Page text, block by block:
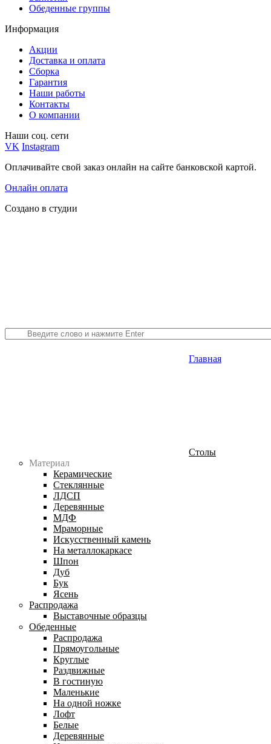
Обеденные группы
Информация
Акции
Доставка и оплата
Сборка
Гарантия
Наши работы
Контакты
О компании
Наши соц. сети
VK Instagram
Оплачивайте свой заказ онлайн на сайте банковской картой.
Онлайн оплата
Создано в студии
Главная
Столы
Материал
Керамические
Стеклянные
ЛДСП
Деревянные
МДФ
Мраморные
Искусственный камень
На металлокаркасе
Шпон
Дуб
Бук
Ясень
Распродажа
Выставочные образцы
Обеденные
Распродажа
Прямоугольные
Круглые
Раздвижные
В гостиную
Маленькие
На одной ножке
Лофт
Белые
Деревянные